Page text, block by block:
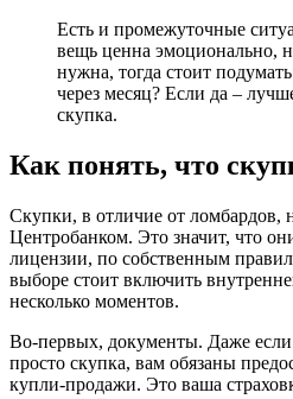
Есть и промежуточные
вещь ценна эмоционально,
нужна, тогда стоит
через месяц? Если да –
скупка.
Как понять, что
Скупки, в отличие от ломбардов,
Центробанком. Это значит, что
лицензии, по собственным
выборе стоит включить
несколько моментов.
Во-первых, документы. Даже
просто скупка, вам обязаны
купли-продажи. Это ваша